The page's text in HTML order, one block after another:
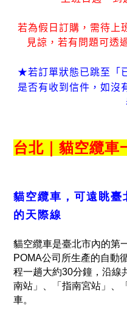
若為假日訂購 ， 需待上
見諒 ， 若有 問題可透
★若訂單狀態已跳至「
是否有收到信件 ， 如沒
台北｜貓空纜車
貓空纜車，可遠眺
的天際線
貓空纜車是臺北市內的第
POMA公司所生產的自動
程一趟大約30分鐘，沿線
南站」、「指南宮站」、
車。